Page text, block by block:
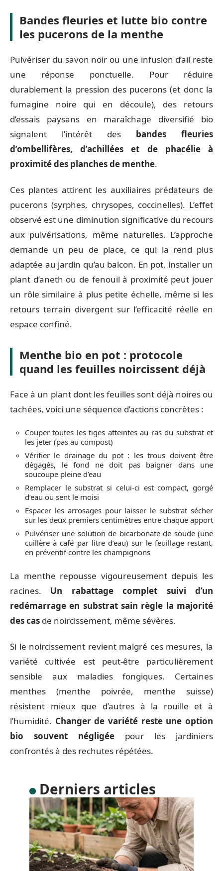
Bandes fleuries et lutte bio contre
les pucerons de la menthe
Pulvériser du savon noir ou une infusion d’ail reste
une réponse ponctuelle. Pour réduire
durablement la pression des pucerons (et donc la
fumagine noire qui en découle), des retours
d’essais paysans en maraîchage diversifié bio
signalent l’intérêt des bandes fleuries
d’ombellifères, d’achillées et de phacélie à
proximité des planches de menthe.
Ces plantes attirent les auxiliaires prédateurs de
pucerons (syrphes, chrysopes, coccinelles). L’effet
observé est une diminution significative du recours
aux pulvérisations, même naturelles. L’approche
demande un peu de place, ce qui la rend plus
adaptée au jardin qu’au balcon. En pot, installer un
plant d’aneth ou de fenouil à proximité peut jouer
un rôle similaire à plus petite échelle, même si les
retours terrain divergent sur l’efficacité réelle en
espace confiné.
Menthe bio en pot : protocole
quand les feuilles noircissent déjà
Face à un plant dont les feuilles sont déjà noires ou
tachées, voici une séquence d’actions concrètes :
Couper toutes les tiges atteintes au ras du substrat et
les jeter (pas au compost)
Vérifier le drainage du pot : les trous doivent être
dégagés, le fond ne doit pas baigner dans une
soucoupe pleine d’eau
Remplacer le substrat si celui-ci est compact, gorgé
d’eau ou sent le moisi
Espacer les arrosages pour laisser le substrat sécher
sur les deux premiers centimètres entre chaque apport
Pulvériser une solution de bicarbonate de soude (une
cuillère à café par litre d’eau) sur le feuillage restant,
en préventif contre les champignons
La menthe repousse vigoureusement depuis les
racines. Un rabattage complet suivi d’un
redémarrage en substrat sain règle la majorité
des cas de noircissement, même sévères.
Si le noircissement revient malgré ces mesures, la
variété cultivée est peut-être particulièrement
sensible aux maladies fongiques. Certaines
menthes (menthe poivrée, menthe suisse)
résistent mieux que d’autres à la rouille et à
l’humidité. Changer de variété reste une option
bio souvent négligée pour les jardiniers
confrontés à des rechutes répétées.
Derniers articles